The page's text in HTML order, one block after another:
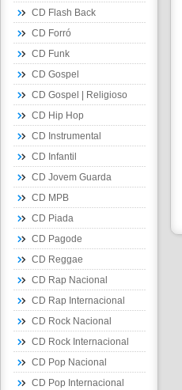
CD Flash Back
CD Forró
CD Funk
CD Gospel
CD Gospel | Religioso
CD Hip Hop
CD Instrumental
CD Infantil
CD Jovem Guarda
CD MPB
CD Piada
CD Pagode
CD Reggae
CD Rap Nacional
CD Rap Internacional
CD Rock Nacional
CD Rock Internacional
CD Pop Nacional
CD Pop Internacional